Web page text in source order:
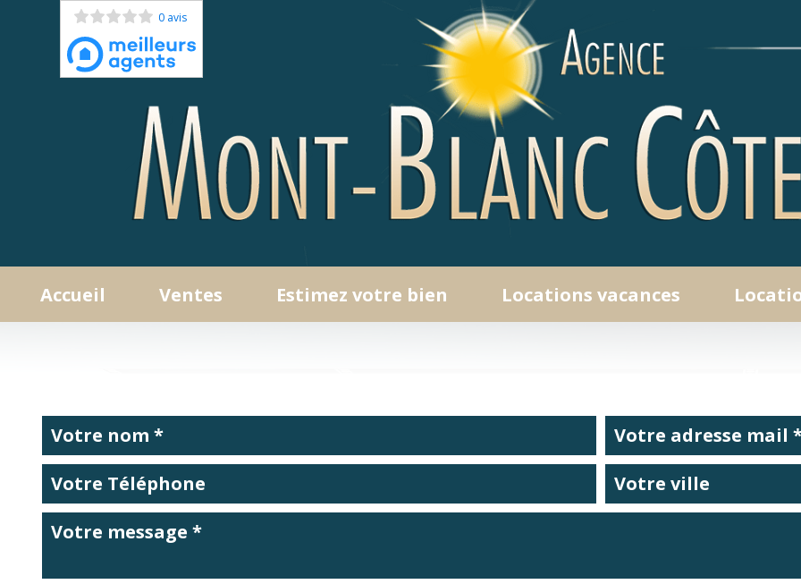
0 avis
accueil ventes
Programmes Neufs
Autres Biens
Immobilier Professionnel
estimez votre bien locations vacances